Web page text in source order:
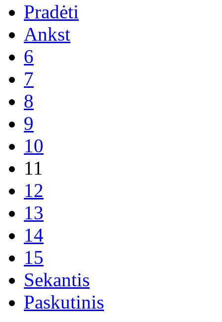
Pradėti
Ankst
6
7
8
9
10
11
12
13
14
15
Sekantis
Paskutinis